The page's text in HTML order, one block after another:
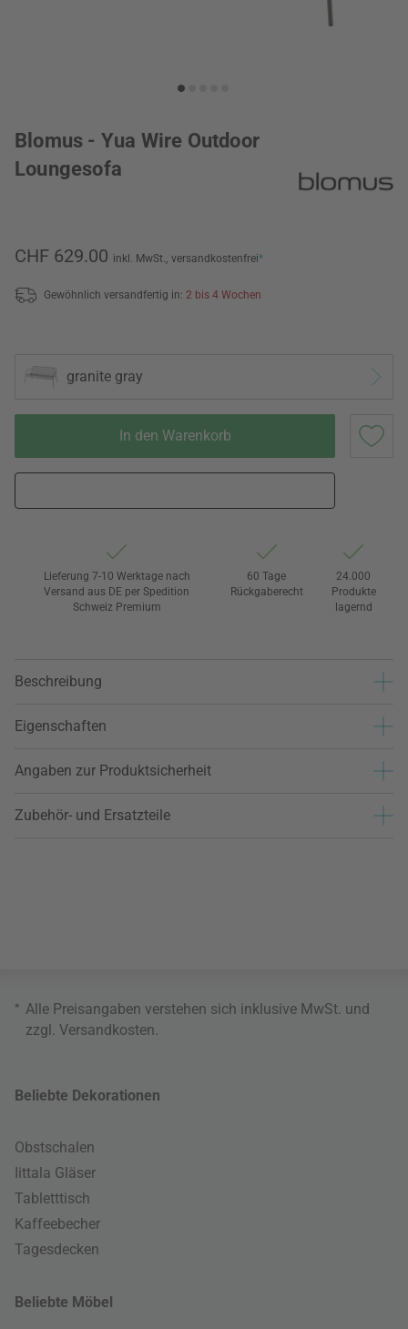
Blomus - Yua Wire Outdoor
Loungesofa
CHF 629.00 inkl. MwSt., versandkostenfrei*
Gewöhnlich versandfertig in: 2 bis 4 Wochen
granite gray
In den Warenkorb
Lieferung 7-10 Werktage nach
Versand aus DE per Spedition
Schweiz Premium
60 Tage
Rückgaberecht
24.000
Produkte
lagernd
Beschreibung
Eigenschaften
Angaben zur Produktsicherheit
Zubehör- und Ersatzteile
* Alle Preisangaben verstehen sich inklusive MwSt. und
zzgl. Versandkosten
Beliebte Dekorationen
Obstschalen
Iittala Gläser
Tabletttisch
Kaffeebecher
Tagesdecken
Beliebte Möbel